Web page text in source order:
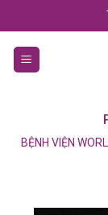
to
content
BỆNH VIỆN